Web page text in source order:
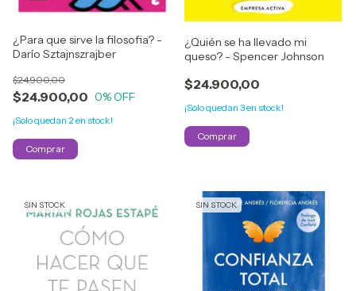
¿Para que sirve la filosofia? -
Darío Sztajnszrajber
$24.900,00
$24.900,00
0% OFF
¡Solo quedan 2 en stock!
¿Quién se ha llevado mi
queso? - Spencer Johnson
$24.900,00
¡Solo quedan 3en stock!
SIN STOCK SIN STOCK